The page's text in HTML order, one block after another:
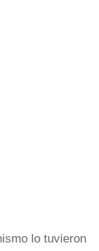
lo tuvieron